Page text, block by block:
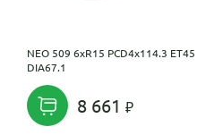
NEO 509 6xR15 PCD4x114.3 ET45
DIA67.1
8 661